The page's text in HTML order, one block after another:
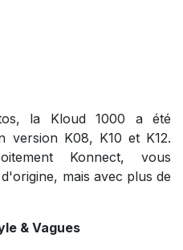
la Kloud 1000 a été
version K08, K10 et K12.
Konnect, vous
mais avec plus de
& Vagues